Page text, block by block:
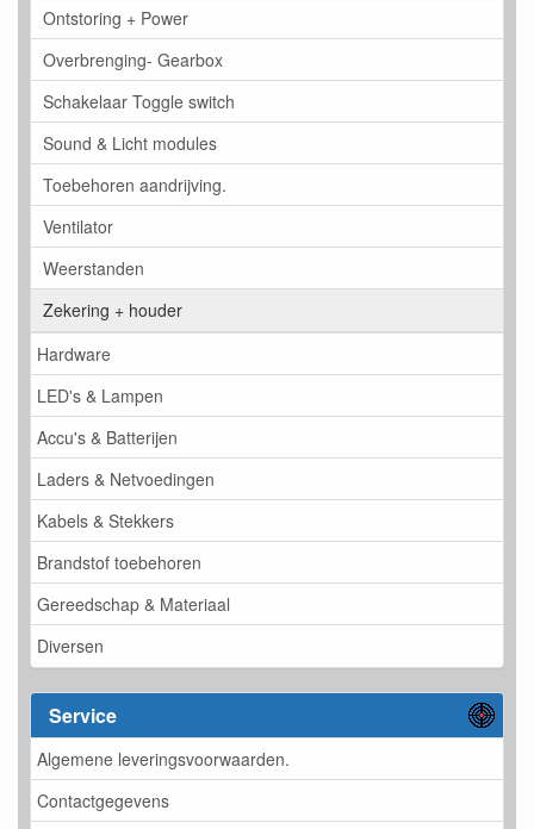
Ontstoring + Power
Overbrenging- Gearbox
Schakelaar Toggle switch
Sound & Licht modules
Toebehoren aandrijving.
Ventilator
Weerstanden
Zekering + houder
Hardware
LED's & Lampen
Accu's & Batterijen
Laders & Netvoedingen
Kabels & Stekkers
Brandstof toebehoren
Gereedschap & Materiaal
Diversen
Service
Algemene leveringsvoorwaarden.
Contactgegevens